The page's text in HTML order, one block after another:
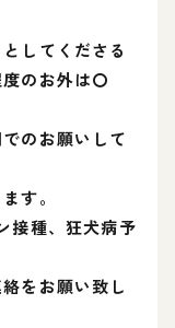
してくださる
のお外は〇
のお願いして
す。
接種、狂犬病予
をお願い致し